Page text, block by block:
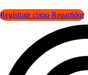
Regístrate como Repartidor